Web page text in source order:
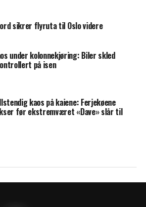
sikrer flyruta til Oslo videre
under kolonnekjøring: Biler skled
på isen
kaos på kaiene: Ferjekøene
før ekstremværet «Dave» slår til